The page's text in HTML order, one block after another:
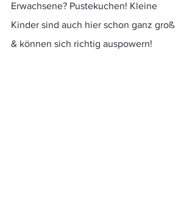
Erwachsene? Pustekuchen! Kleine
Kinder sind auch hier schon ganz groß
& können sich richtig auspowern!